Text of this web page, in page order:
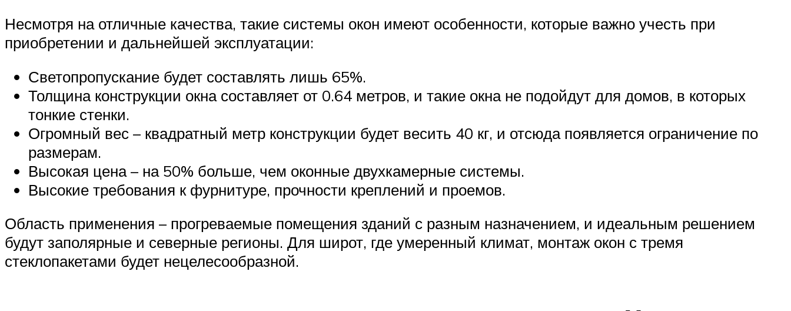
Несмотря на отличные качества, такие системы окон имеют особенности, которые важно учесть при
приобретении и дальнейшей эксплуатации:
Светопропускание будет составлять лишь 65%.
Толщина конструкции окна составляет от 0.64 метров, и такие окна не подойдут для домов, в которых
тонкие стенки.
Огромный вес – квадратный метр конструкции будет весить 40 кг, и отсюда появляется ограничение по
размерам.
Высокая цена – на 50% больше, чем оконные двухкамерные системы.
Высокие требования к фурнитуре, прочности креплений и проемов.
Область применения – прогреваемые помещения зданий с разным назначением, и идеальным решением
будут заполярные и северные регионы. Для широт, где умеренный климат, монтаж окон с тремя
стеклопакетами будет нецелесообразной.